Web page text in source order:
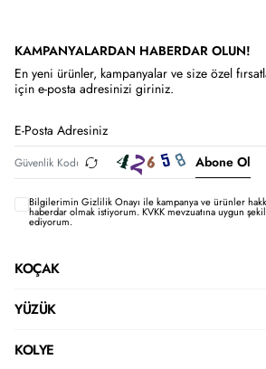
KAMPANYALARDAN HABERDAR OLUN!
En yeni ürünler, kampanyalar ve size özel
için e-posta adresinizi giriniz.
Abone Ol
Bilgilerimin Gizlilik Onayı ile kampanya ve ürünler
haberdar olmak istiyorum.KVKK mevzuatına uygun
ediyorum.
KOÇAK
YÜZÜK
KOLYE